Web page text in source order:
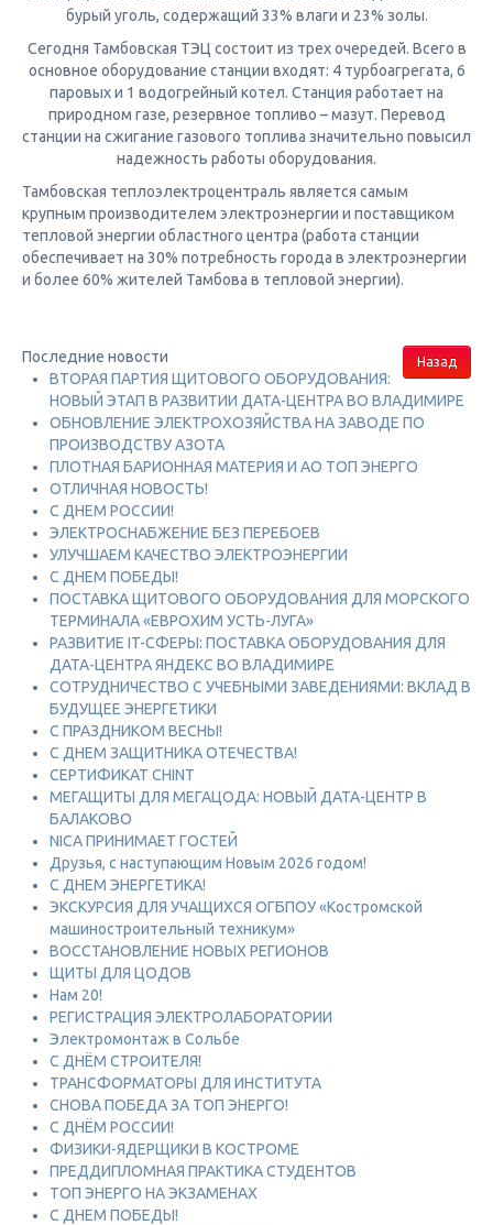
бурый уголь, содержащий 33% влаги и 23% золы.
Сегодня Тамбовская ТЭЦ состоит из трех очередей. Всего в
основное оборудование станции входят: 4 турбоагрегата, 6
паровых и 1 водогрейный котел. Станция работает на
природном газе, резервное топливо – мазут. Перевод
станции на сжигание газового топлива значительно повысил
надежность работы оборудования.
Тамбовская теплоэлектроцентраль является самым
крупным производителем электроэнергии и поставщиком
тепловой энергии областного центра (работа станции
обеспечивает на 30% потребность города в электроэнергии
и более 60% жителей Тамбова в тепловой энергии).
Назад
Последние новости
ВТОРАЯ ПАРТИЯ ЩИТОВОГО ОБОРУДОВАНИЯ:
НОВЫЙ ЭТАП В РАЗВИТИИ ДАТА-ЦЕНТРА ВО ВЛАДИМИРЕ
ОБНОВЛЕНИЕ ЭЛЕКТРОХОЗЯЙСТВА НА ЗАВОДЕ ПО
ПРОИЗВОДСТВУ АЗОТА
ПЛОТНАЯ БАРИОННАЯ МАТЕРИЯ И АО ТОП ЭНЕРГО
ОТЛИЧНАЯ НОВОСТЬ!
С ДНЕМ РОССИИ!
ЭЛЕКТРОСНАБЖЕНИЕ БЕЗ ПЕРЕБОЕВ
УЛУЧШАЕМ КАЧЕСТВО ЭЛЕКТРОЭНЕРГИИ
С ДНЕМ ПОБЕДЫ!
ПОСТАВКА ЩИТОВОГО ОБОРУДОВАНИЯ ДЛЯ МОРСКОГО
ТЕРМИНАЛА «ЕВРОХИМ УСТЬ-ЛУГА»
РАЗВИТИЕ IT-СФЕРЫ: ПОСТАВКА ОБОРУДОВАНИЯ ДЛЯ
ДАТА-ЦЕНТРА ЯНДЕКС ВО ВЛАДИМИРЕ
СОТРУДНИЧЕСТВО С УЧЕБНЫМИ ЗАВЕДЕНИЯМИ: ВКЛАД В
БУДУЩЕЕ ЭНЕРГЕТИКИ
С ПРАЗДНИКОМ ВЕСНЫ!
С ДНЕМ ЗАЩИТНИКА ОТЕЧЕСТВА!
СЕРТИФИКАТ CHINT
МЕГАЩИТЫ ДЛЯ МЕГАЦОДА: НОВЫЙ ДАТА-ЦЕНТР В
БАЛАКОВО
NICA ПРИНИМАЕТ ГОСТЕЙ
Друзья, с наступающим Новым 2026 годом!
С ДНЕМ ЭНЕРГЕТИКА!
ЭКСКУРСИЯ ДЛЯ УЧАЩИХСЯ ОГБПОУ «Костромской
машиностроительный техникум»
ВОССТАНОВЛЕНИЕ НОВЫХ РЕГИОНОВ
ЩИТЫ ДЛЯ ЦОДОВ
Нам 20!
РЕГИСТРАЦИЯ ЭЛЕКТРОЛАБОРАТОРИИ
Электромонтаж в Сольбе
С ДНЁМ СТРОИТЕЛЯ!
ТРАНСФОРМАТОРЫ ДЛЯ ИНСТИТУТА
СНОВА ПОБЕДА ЗА ТОП ЭНЕРГО!
С ДНЁМ РОССИИ!
ФИЗИКИ-ЯДЕРЩИКИ В КОСТРОМЕ
ПРЕДДИПЛОМНАЯ ПРАКТИКА СТУДЕНТОВ
ТОП ЭНЕРГО НА ЭКЗАМЕНАХ
С ДНЕМ ПОБЕДЫ!